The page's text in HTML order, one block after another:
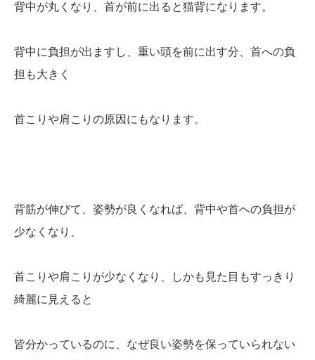
背中が丸くなり、首が前に出ると猫背になります。
背中に負担が出ますし、重い頭を前に出す分、首への負
担も大きく
首こりや肩こりの原因にもなります。
背筋が伸びて、姿勢が良くなれば、背中や首への負担が
少なくなり、
首こりや肩こりが少なくなり、しかも見た目もすっきり
綺麗に見えると
皆分かっているのに、なぜ良い姿勢を保っていられない